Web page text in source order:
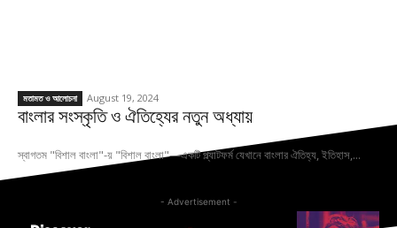
মতামত ও আলোচনা August 19, 2024
বাংলার সংস্কৃতি ও ঐতিহ্যের নতুন অধ্যায়
স্বাগতম "বিশাল বাংলা"-য় "বিশাল বাংলা"—একটি প্ল্যাটফর্ম যেখানে বাংলার ঐতিহ্য, ইতিহাস,...
- Advertisement -